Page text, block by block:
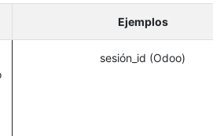
Ejemplos
sesión_id (Odoo)